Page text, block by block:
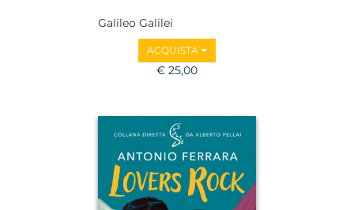
Galileo Galilei
ACQUISTA
€ 25,00